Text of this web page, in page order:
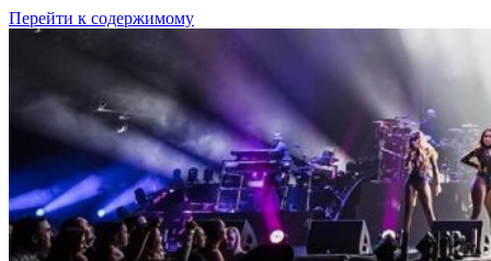
Перейти к содержимому